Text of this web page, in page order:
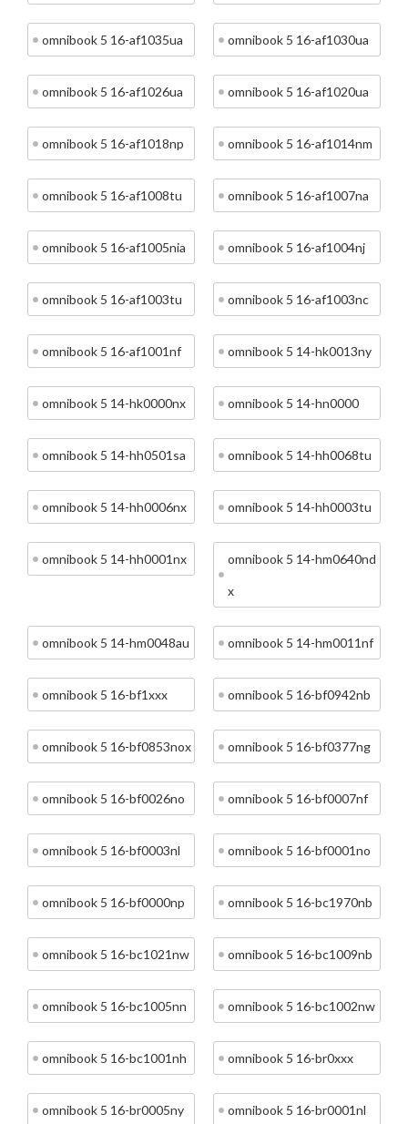
omnibook 5 16-af1035ua omnibook 5 16-af1030ua
omnibook 5 16-af1026ua omnibook 5 16-af1020ua
omnibook 5 16-af1018np omnibook 5 16-af1014nm
omnibook 5 16-af1008tu omnibook 5 16-af1007na
omnibook 5 16-af1005nia omnibook 5 16-af1004nj
omnibook 5 16-af1003tu omnibook 5 16-af1003nc
omnibook 5 16-af1001nf omnibook 5 14-hk0013ny
omnibook 5 14-hk0000nx omnibook 5 14-hn0000
omnibook 5 14-hh0501sa omnibook 5 14-hh0068tu
omnibook 5 14-hh0006nx omnibook 5 14-hh0003tu
omnibook 5 14-hh0001nx omnibook 5 14-hm0640nd
x
omnibook 5 14-hm0048au omnibook 5 14-hm0011nf
omnibook 5 16-bf1xxx omnibook 5 16-bf0942nb
omnibook 5 16-bf0853nox omnibook 5 16-bf0377ng
omnibook 5 16-bf0026no omnibook 5 16-bf0007nf
omnibook 5 16-bf0003nl omnibook 5 16-bf0001no
omnibook 5 16-bf0000np omnibook 5 16-bc1970nb
omnibook 5 16-bc1021nw omnibook 5 16-bc1009nb
omnibook 5 16-bc1005nn omnibook 5 16-bc1002nw
omnibook 5 16-bc1001nh omnibook 5 16-br0xxx
omnibook 5 16-br0005ny omnibook 5 16-br0001nl